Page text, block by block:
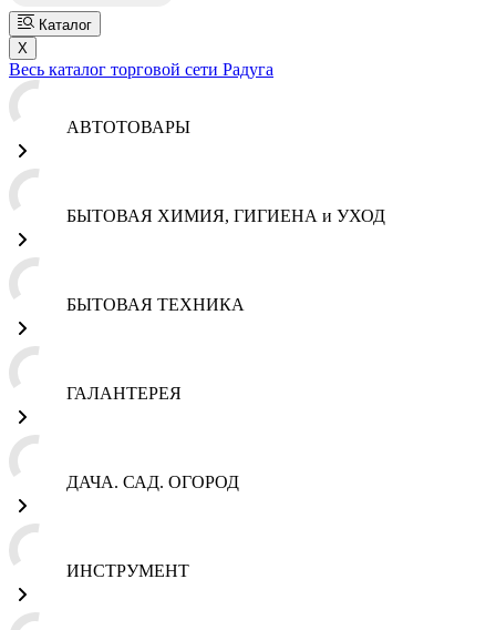
Каталог
X
Весь каталог торговой сети Радуга
АВТОТОВАРЫ
БЫТОВАЯ ХИМИЯ, ГИГИЕНА и УХОД
БЫТОВАЯ ТЕХНИКА
ГАЛАНТЕРЕЯ
ДАЧА. САД. ОГОРОД
ИНСТРУМЕНТ